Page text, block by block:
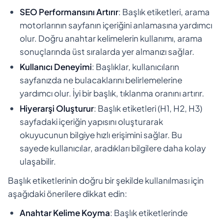
SEO Performansını Artırır: Başlık etiketleri, arama
motorlarının sayfanın içeriğini anlamasına yardımcı
olur. Doğru anahtar kelimelerin kullanımı, arama
sonuçlarında üst sıralarda yer almanızı sağlar.
Kullanıcı Deneyimi: Başlıklar, kullanıcıların
sayfanızda ne bulacaklarını belirlemelerine
yardımcı olur. İyi bir başlık, tıklanma oranını artırır.
Hiyerarşi Oluşturur: Başlık etiketleri (H1, H2, H3)
sayfadaki içeriğin yapısını oluşturarak
okuyucunun bilgiye hızlı erişimini sağlar. Bu
sayede kullanıcılar, aradıkları bilgilere daha kolay
ulaşabilir.
Başlık etiketlerinin doğru bir şekilde kullanılması için
aşağıdaki önerilere dikkat edin:
Anahtar Kelime Koyma: Başlık etiketlerinde